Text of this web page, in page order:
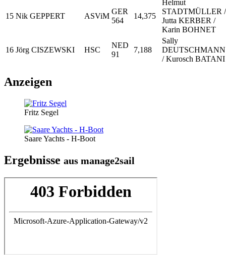
15 Nik GEPPERT ASViM
GER
564
14,375
Helmut
STADTMÜLLER /
Jutta KERBER /
Karin BOHNET
16 Jörg CISZEWSKI HSC
NED
91
7,188
Sally
DEUTSCHMANN
/ Kurosch BATANI
Anzeigen
Fritz Segel
Saare Yachts - H-Boot
Ergebnisse aus manage2sail